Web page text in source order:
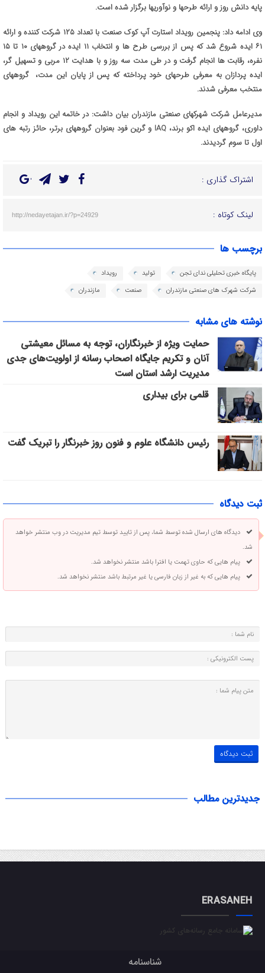
پایه دانش روز و ارائه طرحها و نوآوریها برگزار شده است.
وی ادامه داد: پنجمین رویداد استارت آپ کوک صنعت با
تعداد ۱۲۵ شرکت کننده و ارائه
۶۱
ایده شروع شد که پس از بررسی طرح ها و انتخاب ۱۱ ایده در گروههای ۱۰ تا ۱۵
نفره، رقابت ها انجام گرفت و در طی مدت سه روز و با هدایت۱۲ مربی و تسهیل گر،
ایده پردازان به معرفی طرحهای خود پرداخته که پس از پایان این مدت، گروههای
منتخب معرفی شدند.
مدیرعامل شرکت شهرکهای صنعتی مازندران بیان داشت: در خاتمه این رویداد و انجام
داوری، گروههای ایده اکو برند، IAQ و گرین فود بعنوان گروههای برتر، حائز رتبه های
اول تا سوم گردیدند.
اشتراک گذاری :
لینک کوتاه : http://nedayetajan.ir/?p=24929
برچسب ها
پایگاه خبری تحلیلی ندای تجن تولید
رویداد
شرکت شهرک های صنعتی مازندران
صنعت مازندران
نوشته های مشابه
حمایت ویژه از خبرنگاران، توجه به مسائل معیشتی
آنان و تکریم جایگاه اصحاب رسانه از اولویت‌های جدی
مدیریت ارشد استان است
قلمی برای بیداری
رئیس دانشگاه علوم و فنون روز خبرنگار را تبریک گفت
ثبت دیدگاه
دیدگاه های ارسال شده توسط شما، پس از تایید توسط تیم مدیریت در وب منتشر خواهد
شد.
پیام هایی که حاوی تهمت یا افترا باشد منتشر نخواهد شد.
پیام هایی که به غیر از زبان فارسی یا غیر مرتبط باشد منتشر نخواهد شد.
جدیدترین مطالب
ERASANEH
شناسنامه